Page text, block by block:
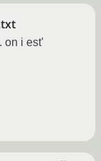
on i est'